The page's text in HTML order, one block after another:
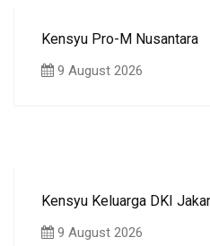
Kensyu Pro-M Nusantara
9 August 2026
Kensyu Keluarga DKI
9 August 2026